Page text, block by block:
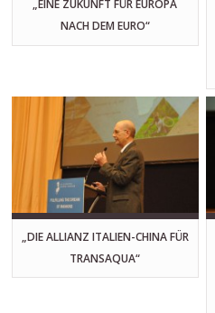
„EINE ZUKUNFT FÜR EUROPA
NACH DEM EURO“
„DIE ALLIANZ ITALIEN-CHINA FÜR
TRANSAQUA“